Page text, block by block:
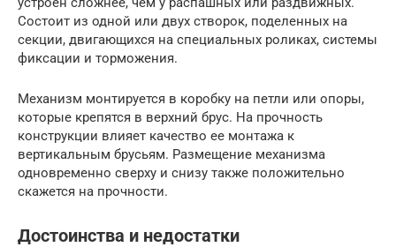
Состоит из одной или двух створок, поделенных на
секции, двигающихся на специальных роликах, системы
фиксации и торможения.
Механизм монтируется в коробку на петли или опоры,
которые крепятся в верхний брус. На прочность
конструкции влияет качество ее монтажа к
вертикальным брусьям. Размещение механизма
одновременно сверху и снизу также положительно
скажется на прочности.
Достоинства и недостатки